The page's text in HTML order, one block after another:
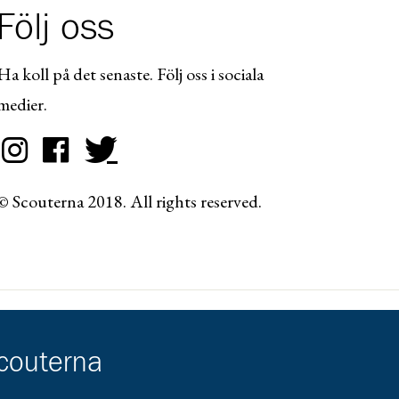
Följ oss
koll på det senaste. Följ oss i sociala
Scouterna 2018. All rights reserved.